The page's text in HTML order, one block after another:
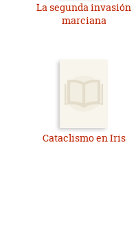
La segunda invasión
marciana
Cataclismo en Iris